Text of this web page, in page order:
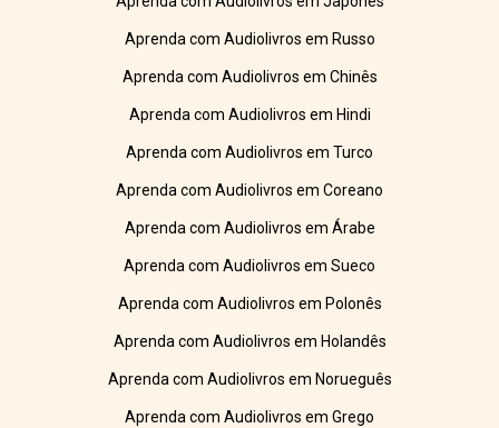
Aprenda com Audiolivros em Russo
Aprenda com Audiolivros em Chinês
Aprenda com Audiolivros em Hindi
Aprenda com Audiolivros em Turco
Aprenda com Audiolivros em Coreano
Aprenda com Audiolivros em Árabe
Aprenda com Audiolivros em Sueco
Aprenda com Audiolivros em Polonês
Aprenda com Audiolivros em Holandês
Aprenda com Audiolivros em Norueguês
Aprenda com Audiolivros em Grego